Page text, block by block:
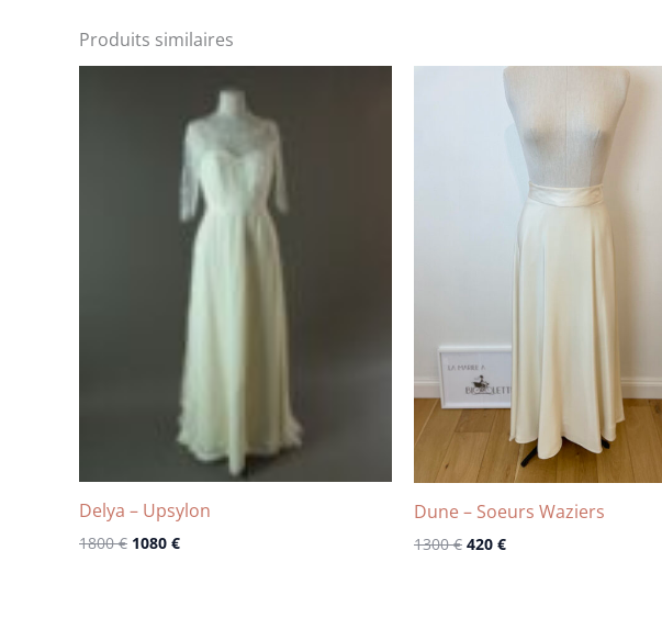
Produits similaires
Delya – Upsylon
1800€ 1080 €
actuel
est :
1080 €.
Dune – Soeurs Waziers
1300€ 420 €
Le
prix
actuel
est :
420 €.